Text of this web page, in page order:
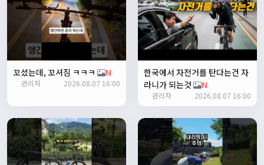
Leepi02:57:35
1
06:16:14
뇽
1/23/2025
관리자 09:12:09
사이트 가입자수가 100명이 넘었습니다 :)
관리자09:12:12
다들 좋은하루되세요~
열심히타자12:16:55
맛점하세요~
꼬셨는데, 꼬셔짐 ㅋㅋㅋ N
관리자 2026.08.07 16:00
한국에서 자전거를 탄다는건 자
라니가 되는것
N
관리자 2026.08.07 16:00